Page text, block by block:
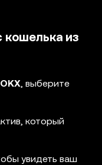
кошелька из
, выберите
который
увидеть ваш